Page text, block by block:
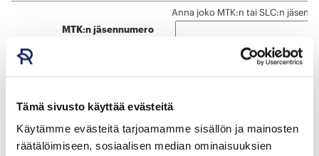
Tämä sivusto käyttää evästeitä
Käytämme evästeitä tarjoamamme sisällön ja mainosten
räätälöimiseen, sosiaalisen median ominaisuuksien